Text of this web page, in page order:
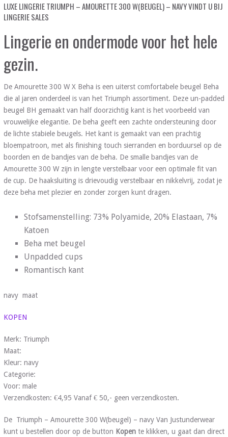
LUXE LINGERIE TRIUMPH – AMOURETTE 300 W(BEUGEL) – NAVY VINDT U BIJ
LINGERIE SALES
Lingerie en ondermode voor het hele
gezin.
De Amourette 300 W X Beha is een uiterst comfortabele beugel Beha
die al jaren onderdeel is van het Triumph assortiment. Deze un-padded
beugel BH gemaakt van half doorzichtig kant is het voorbeeld van
vrouwelijke elegantie. De beha geeft een zachte ondersteuning door
de lichte stabiele beugels. Het kant is gemaakt van een prachtig
bloempatroon, met als finishing touch sierranden en borduursel op de
boorden en de bandjes van de beha. De smalle bandjes van de
Amourette 300 W zijn in lengte verstelbaar voor een optimale fit van
de cup. De haaksluiting is drievoudig verstelbaar en nikkelvrij, zodat je
deze beha met plezier en zonder zorgen kunt dragen.
Stofsamenstelling: 73% Polyamide, 20% Elastaan, 7%
Katoen
Beha met beugel
Unpadded cups
Romantisch kant
navy maat
KOPEN
Merk: Triumph
Maat:
Kleur: navy
Categorie:
Voor: male
Verzendkosten: €4,95 Vanaf € 50,- geen verzendkosten.
De Triumph – Amourette 300 W(beugel) – navy Van Justunderwear
kunt u bestellen door op de button Kopente klikken, u gaat dan direct